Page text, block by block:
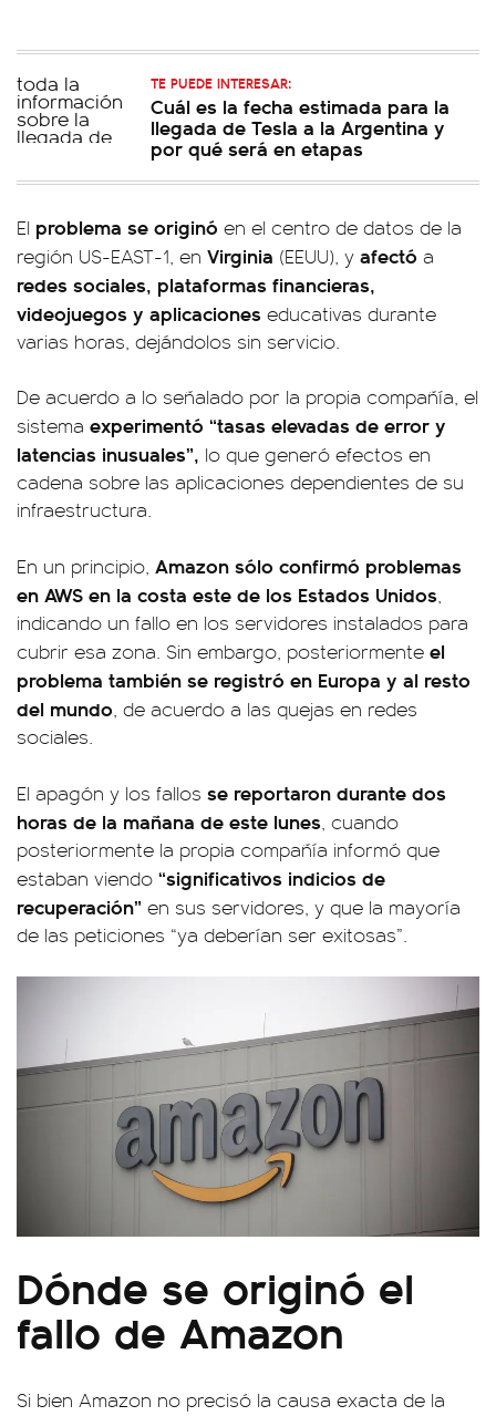
TE PUEDE INTERESAR:
Cuál es la fecha estimada para la
llegada de Tesla a la Argentina y
por qué será en etapas
El problema se originó en el centro de datos de la
región US-EAST-1, en Virginia (EEUU), y afectó a
redes sociales, plataformas financieras,
videojuegos y aplicaciones educativas durante
varias horas, dejándolos sin servicio.
De acuerdo a lo señalado por la propia compañía, el
sistema experimentó “tasas elevadas de error y
latencias inusuales”, lo que generó efectos en
cadena sobre las aplicaciones dependientes de su
infraestructura.
En un principio, Amazon sólo confirmó problemas
en AWS en la costa este de los Estados Unidos,
indicando un fallo en los servidores instalados para
cubrir esa zona. Sin embargo, posteriormente el
problema también se registró en Europa y al resto
del mundo, de acuerdo a las quejas en redes
sociales.
El apagón y los fallos se reportaron durante dos
horas de la mañana de este lunes, cuando
posteriormente la propia compañía informó que
estaban viendo “significativos indicios de
recuperación” en sus servidores, y que la mayoría
de las peticiones “ya deberían ser exitosas”.
Dónde se originó el
fallo de Amazon
Si bien Amazon no precisó la causa exacta de la